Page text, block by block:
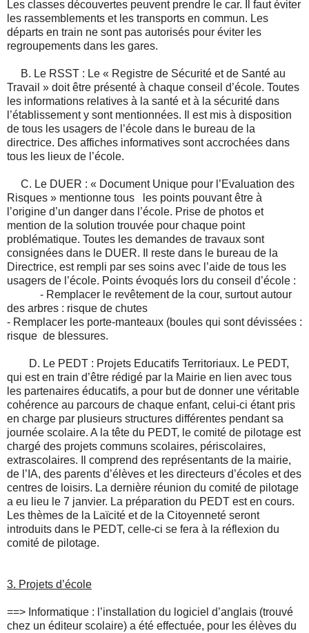
Les classes découvertes peuvent prendre le car. Il faut éviter
les rassemblements et les transports en commun. Les
départs en train ne sont pas autorisés pour éviter les
regroupements dans les gares.
B. Le RSST : Le « Registre de Sécurité et de Santé au
Travail » doit être présenté à chaque conseil d’école. Toutes
les informations relatives à la santé et à la sécurité dans
l’établissement y sont mentionnées. Il est mis à disposition
de tous les usagers de l’école dans le bureau de la
directrice. Des affiches informatives sont accrochées dans
tous les lieux de l’école.
C. Le DUER : « Document Unique pour l’Evaluation des
Risques » mentionne tous les points pouvant être à
l’origine d’un danger dans l’école. Prise de photos et
mention de la solution trouvée pour chaque point
problématique. Toutes les demandes de travaux sont
consignées dans le DUER. Il reste dans le bureau de la
Directrice, est rempli par ses soins avec l’aide de tous les
usagers de l’école. Points évoqués lors du conseil d’école :
- Remplacer le revêtement de la cour, surtout autour
des arbres : risque de chutes
- Remplacer les porte-manteaux (boules qui sont dévissées :
risque de blessures.
D. Le PEDT : Projets Educatifs Territoriaux. Le PEDT,
qui est en train d’être rédigé par la Mairie en lien avec tous
les partenaires éducatifs, a pour but de donner une véritable
cohérence au parcours de chaque enfant, celui-ci étant pris
en charge par plusieurs structures différentes pendant sa
journée scolaire. A la tête du PEDT, le comité de pilotage est
chargé des projets communs scolaires, périscolaires,
extrascolaires. Il comprend des représentants de la mairie,
de l’IA, des parents d’élèves et les directeurs d’écoles et des
centres de loisirs. La dernière réunion du comité de pilotage
a eu lieu le 7 janvier. La préparation du PEDT est en cours.
Les thèmes de la Laïcité et de la Citoyenneté seront
introduits dans le PEDT, celle-ci se fera à la réflexion du
comité de pilotage.
3. Projets d’école
==> Informatique : l’installation du logiciel d’anglais (trouvé
chez un éditeur scolaire) a été effectuée, pour les élèves du